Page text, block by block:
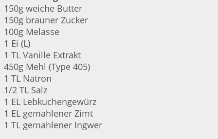
150g weiche Butter
150g brauner Zucker
100g Melasse
1 Ei (L)
1 TL Vanille Extrakt
450g Mehl (Type 405)
1 TL Natron
1/2 TL Salz
1 EL Lebkuchengewürz
1 EL gemahlener Zimt
1 TL gemahlener Ingwer